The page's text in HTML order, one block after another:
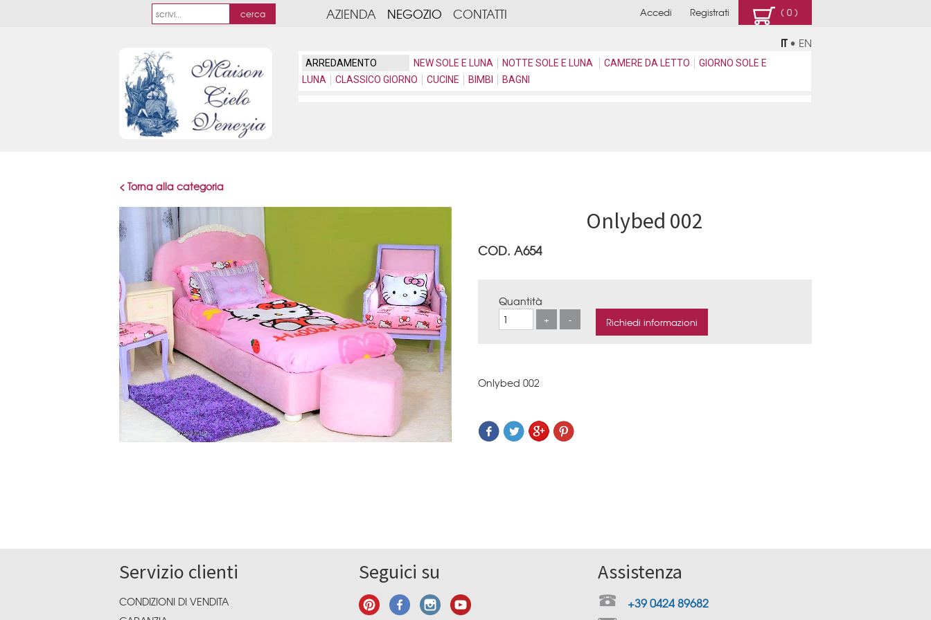
AZIENDA NEGOZIO CONTATTI Accedi Registrati ( 0 )
IT • EN
ARREDAMENTO NEW SOLE E LUNA NOTTE SOLE E LUNA CAMERE DA LETTO
GIORNO SOLE E
LUNA
CLASSICO GIORNO CUCINE BIMBI BAGNI
< Torna alla categoria
Onlybed 002
COD. A654
Quantità
Onlybed 002
Servizio clienti
CONDIZIONI DI VENDITA
Seguici su Assistenza
+39 0424 89682